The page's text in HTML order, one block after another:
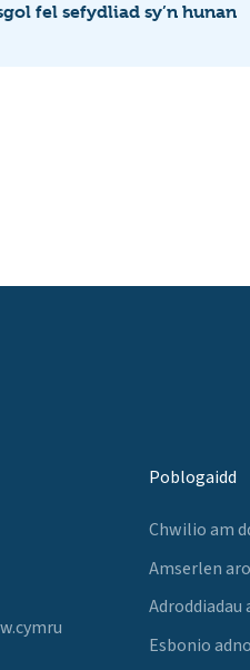
fel sefydliad sy’n hunan
Poblogaidd
Chwilio am
Amserlen
Esbonio